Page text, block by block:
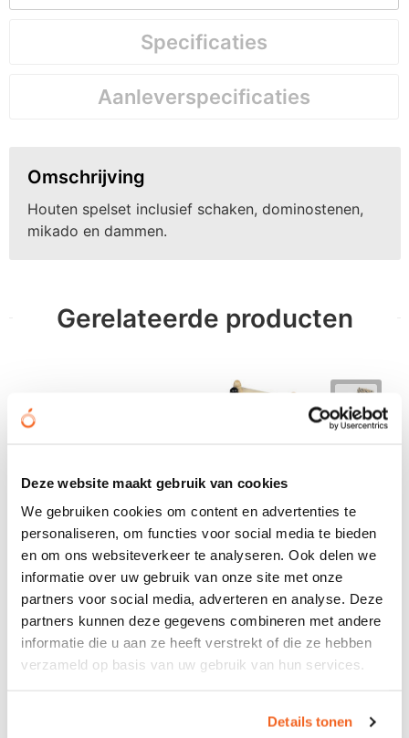
Deze website maakt gebruik van cookies
We gebruiken cookies om content en advertenties te
personaliseren, om functies voor social media te bieden
en om ons websiteverkeer te analyseren. Ook delen we
informatie over uw gebruik van onze site met onze
partners voor social media, adverteren en analyse. Deze
partners kunnen deze gegevens combineren met andere
informatie die u aan ze heeft verstrekt of die ze hebben
verzameld op basis van uw gebruik van hun services.
Details tonen
Specificaties
Aanleverspecificaties
Omschrijving
Houten spelset inclusief schaken, dominostenen,
mikado en dammen.
Gerelateerde producten